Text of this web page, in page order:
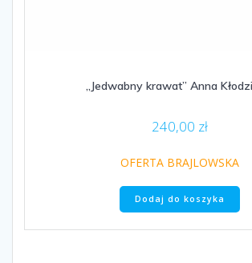
„Jedwabny krawat” Anna
240,00 zł
OFERTA BRAJLOWSKA
Dodaj do koszyka